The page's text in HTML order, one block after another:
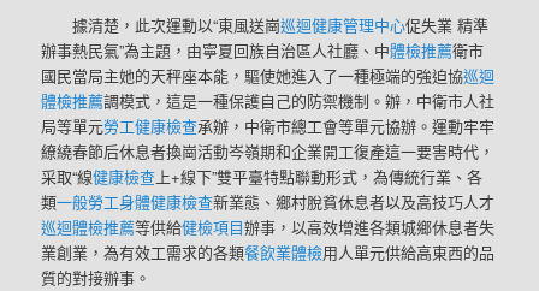
據清楚，此次運動以“東風送崗巡迴健康管理中心促失業 精準
辦事熱民氣”為主題，由寧夏回族自治區人社廳、中體檢推薦衛市
國民當局主她的天秤座本能，驅使她進入了一種極端的強迫協巡迴
體檢推薦調模式，這是一種保護自己的防禦機制。辦，中衛市人社
局等單元勞工健康檢查承辦，中衛市總工會等單元協辦。運動牢牢
繚繞春節后休息者換崗活動岑嶺期和企業開工復產這一要害時代，
采取“線健康檢查 上+線下”雙平臺特點聯動形式，為傳統行業、各
類一般勞工身體健康檢查新業態、鄉村脫貧休息者以及高技巧人才
巡迴體檢推薦等供給健檢項目辦事，以高效增進各類城鄉休息者失
業創業，為有效工需求的各類餐飲業體檢用人單元供給高東西的品
質的對接辦事。